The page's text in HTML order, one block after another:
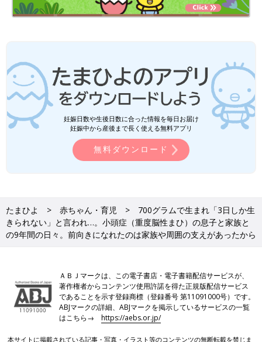
妊娠日数や生後日数に合った情報を毎日お届け
妊娠中から産後まで長く使える無料アプリ
無料ダウンロード
たまひよ 赤ちゃん・育児
700グラムで生まれ「3日しか生
きられない」と言われ…。小頭症（重度脳性まひ）の息子と家族と
の9年間の日々。前向きになれたのは家族や周囲の支えがあったから
ＡＢＪマークは、この電子書店・電子書籍配信サービスが、
著作権者からコンテンツ使用許諾を得た正規版配信サービス
であることを示す登録商標（登録番号 第11091000号）です。
ABJマークの詳細、ABJマークを掲示しているサービスの一覧
はこちら→https://aebs.or.jp/
本サイトに掲載されている記事・写真・イラスト等のコンテンツの無断転載を禁じま